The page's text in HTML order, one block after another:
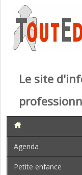
Le site
Agenda
Petite enfance